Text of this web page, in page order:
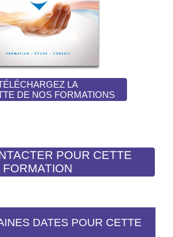
LA
DE NOS FORMATIONS
DATES POUR CETTE